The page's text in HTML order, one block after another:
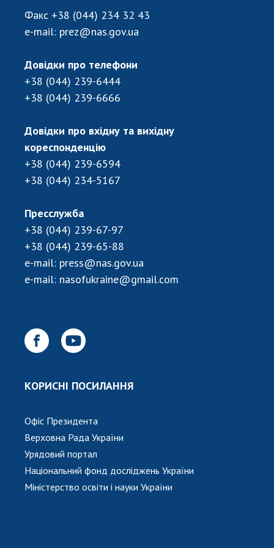
Підготовка наукових кадрів
Робота з молоддю
МІЖНАРОДНЕ СПІВРОБІТНИЦТВО
Міжнародні угоди
Міжнародні програми та конкурси
ДОКУМЕНТИ
Державний бюджет НАН України
Вибори до складу НАН України
Бланки документів
НОВИНИ
НАУКОВІ ВИДАННЯ
МЕДІА ПРО НАС
ПРОФСПІЛКА НАН УКРАЇНИ
КАБІНЕТ
Факс +38 (044) 234 32 43
e-mail: prez@nas.gov.ua
Довідки про телефони
+38 (044) 239-6444
+38 (044) 239-6666
Довідки про вхідну та вихідну
кореспонденцію
+38 (044) 239-6594
+38 (044) 234-5167
Пресслужба
+38 (044) 239-67-97
+38 (044) 239-65-88
e-mail: press@nas.gov.ua
e-mail: nasofukraine@gmail.com
КОРИСНІ ПОСИЛАННЯ
Офіс Президента
Верховна Рада України
Урядовий портал
Національний фонд досліджень України
Міністерство освіти і науки України